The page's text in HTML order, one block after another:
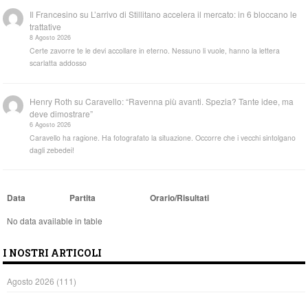
Il Francesino su L’arrivo di Stillitano accelera il mercato: in 6 bloccano le
trattative
8 Agosto 2026
Certe zavorre te le devi accollare in eterno. Nessuno li vuole, hanno la lettera
scarlatta addosso
Henry Roth suCaravello: “Ravenna più avanti. Spezia? Tante idee, ma
deve dimostrare”
6 Agosto 2026
Caravello ha ragione. Ha fotografato la situazione. Occorre che i vecchi sintolgano
dagli zebedei!
Data Partita Orario/Risultati
No data available in table
I NOSTRI ARTICOLI
Agosto 2026 (111)